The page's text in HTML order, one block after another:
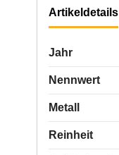
Artikeldetails
Jahr
Nennwert
Metall
Reinheit